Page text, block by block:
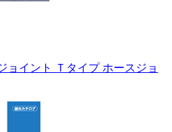
ョイント Ｔタイプ ホースジョ